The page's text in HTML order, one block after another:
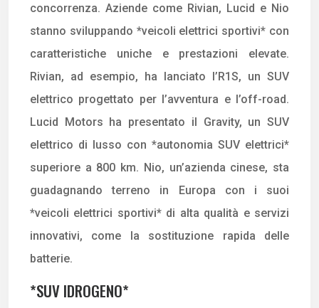
concorrenza. Aziende come Rivian, Lucid e Nio
stanno sviluppando *veicoli elettrici sportivi* con
caratteristiche uniche e prestazioni elevate.
Rivian, ad esempio, ha lanciato l’R1S, un SUV
elettrico progettato per l’avventura e l’off-road.
Lucid Motors ha presentato il Gravity, un SUV
elettrico di lusso con *autonomia SUV elettrici*
superiore a 800 km. Nio, un’azienda cinese, sta
guadagnando terreno in Europa con i suoi
*veicoli elettrici sportivi* di alta qualità e servizi
innovativi, come la sostituzione rapida delle
batterie.
*SUV IDROGENO*